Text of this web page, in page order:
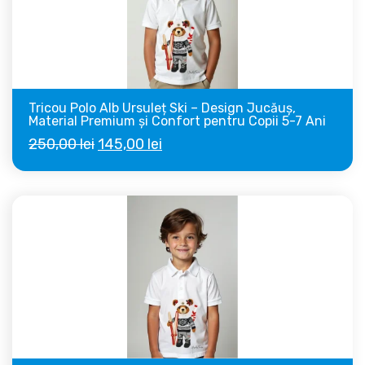
Tricou Polo Alb Ursuleț Ski – Design Jucăuș,
Material Premium și Confort pentru Copii 5-7 Ani
250,00lei Prețul
inițial
250,00 lei.
145,00 lei
curent
este:
145,00 lei.